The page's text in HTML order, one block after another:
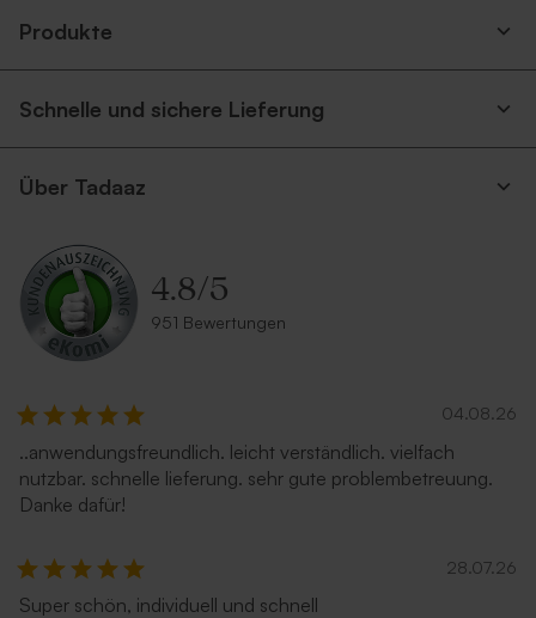
Produkte
Schnelle und sichere Lieferung
Über Tadaaz
4.8/5
951 Bewertungen
04.08.26
..anwendungsfreundlich. leicht verständlich. vielfach
nutzbar. schnelle lieferung. sehr gute problembetreuung.
Danke dafür!
28.07.26
Super schön, individuell und schnell